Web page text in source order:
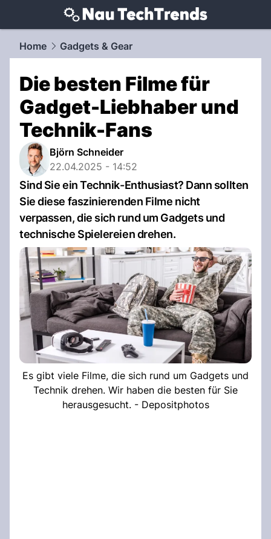
techtrends.NAU.ch
Home Gadgets & Gear
Die besten Filme für
Gadget-Liebhaber und
Technik-Fans
Björn Schneider
22.04.2025 - 14:52
Sind Sie ein Technik-Enthusiast? Dann sollten
Sie diese faszinierenden Filme nicht
verpassen, die sich rund um Gadgets und
technische Spielereien drehen.
Es gibt viele Filme, die sich rund um Gadgets und
Technik drehen. Wir haben die besten für Sie
herausgesucht. - Depositphotos